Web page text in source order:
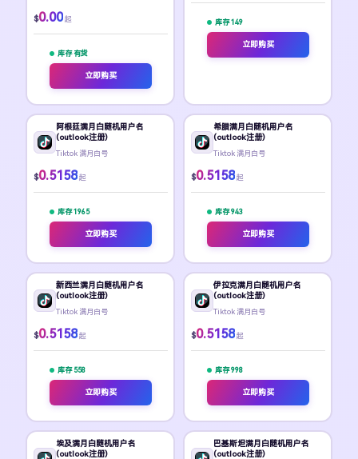
$0.00 起
库存 有货
立即购买
库存 149
立即购买
阿根廷满月白随机用户名
(outlook注册)
Tiktok 满月白号
$0.5158 起
库存 1965
立即购买
希腊满月白随机用户名
(outlook注册)
Tiktok 满月白号
$0.5158 起
库存 943
立即购买
新西兰满月白随机用户名
(outlook注册)
Tiktok 满月白号
$0.5158 起
库存 558
立即购买
伊拉克满月白随机用户名
(outlook注册)
Tiktok 满月白号
$0.5158 起
库存 998
立即购买
埃及满月白随机用户名
(outlook注册)
巴基斯坦满月白随机用户名
(outlook注册)